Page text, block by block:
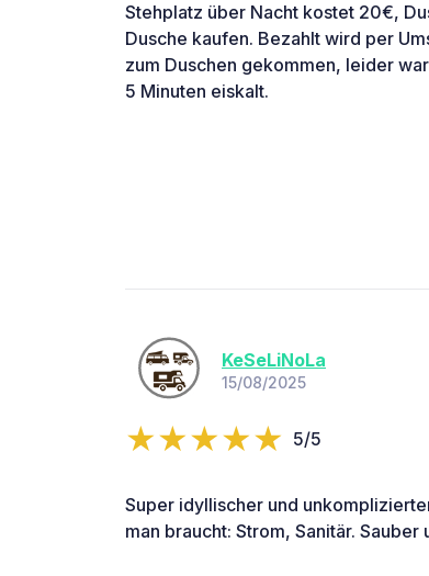
Stehplatz über Nacht kostet 20€,
Dusche kaufen. Bezahlt wird per
zum Duschen gekommen, leider
5 Minuten eiskalt.
KeSeLiNoLa
15/08/2025
5/5
Super idyllischer und
man braucht: Strom, Sanitär. Sauber